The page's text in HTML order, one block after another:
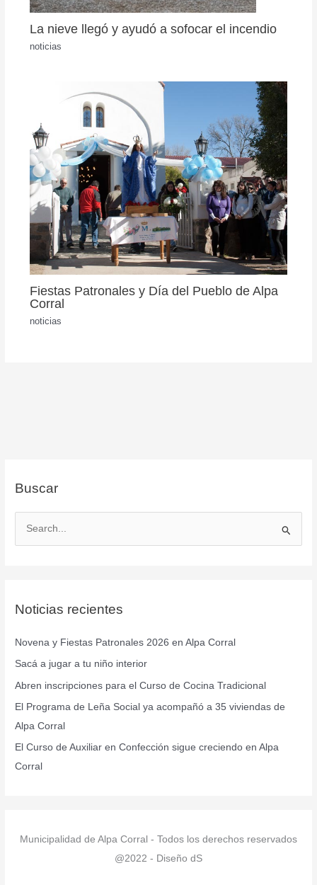
La nieve llegó y ayudó a sofocar el incendio
noticias
Fiestas Patronales y Día del Pueblo de Alpa
Corral
noticias
Buscar
a
p
o
r
:
Noticias recientes
Novena y Fiestas Patronales 2026 en Alpa Corral
Sacá a jugar a tu niño interior
Abren inscripciones para el Curso de Cocina Tradicional
El Programa de Leña Social ya acompañó a 35 viviendas de
Alpa Corral
El Curso de Auxiliar en Confección sigue creciendo en Alpa
Corral
Municipalidad de Alpa Corral - Todos los derechos reservados
@2022 - Diseño dS